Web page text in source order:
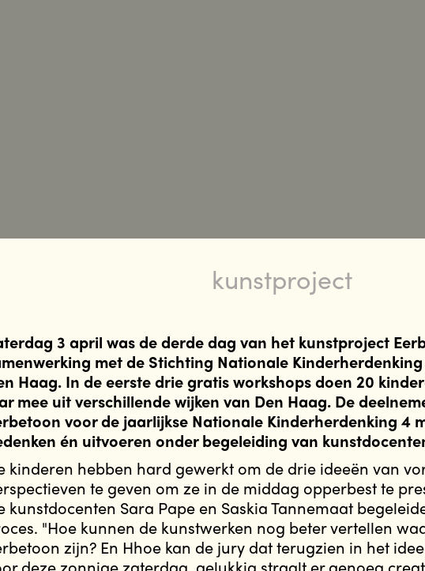
kunstproject
3 april was de derde dag van het kunstproject
met de Stichting Nationale
Haag. In de eerste drie gratis workshops doen 20
mee uit verschillende wijken van Den Haag. De
voor de jaarlijkse Nationale Kinderherdenking 4
én uitvoeren onder begeleiding van
kinderen hebben hard gewerkt om de drie ideeën van
te geven om ze in de middag opperbest te
kunstdocenten Sara Pape en Saskia Tannemaat
"Hoe kunnen de kunstwerken nog beter vertellen
zijn? En Hhoe kan de jury dat terugzien in het